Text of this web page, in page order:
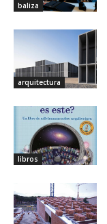
baliza
arquitectura
libros